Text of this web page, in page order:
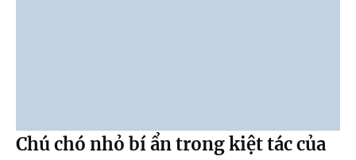
Chú chó nhỏ bí ẩn trong kiệt tác của